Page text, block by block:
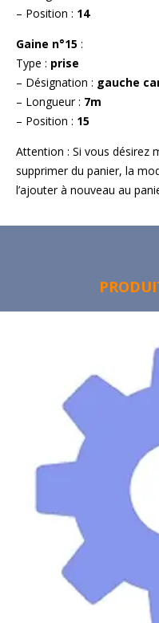
– Position : 14
Gaine n°15 :
Type : prise
– Désignation : gauche
– Longueur : 7m
– Position : 15
Attention : Si vous désirez
supprimer du panier, la
l’ajouter à nouveau au